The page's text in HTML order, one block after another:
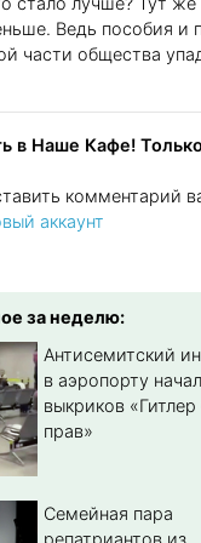
Ведь пособия и
части общества
в Наше Кафе!
комментарий
аккаунт
за неделю:
Антисемитский
в аэропорту
выкриков
прав»
Семейная пара
репатриантов из